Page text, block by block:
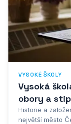
VYSOKÉ ŠKOLY
Vysoká
obory a
Historie a
největší město